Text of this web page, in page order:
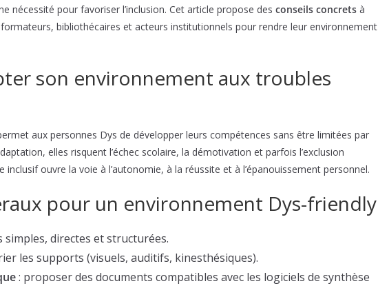
nécessité pour favoriser l’inclusion. Cet article propose des conseils concrets à
bibliothécaires et acteurs institutionnels pour rendre leur environnement
son environnement aux troubles
aux personnes Dys de développer leurs compétences sans être limitées par
elles risquent l’échec scolaire, la démotivation et parfois l’exclusion
inclusif ouvre la voie à l’autonomie, à la réussite et à l’épanouissement personnel.
pour un environnement Dys-friendly
simples, directes et structurées.
les supports (visuels, auditifs, kinesthésiques).
: proposer des documents compatibles avec les logiciels de synthèse